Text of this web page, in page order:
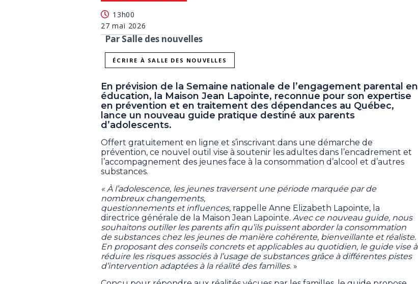
13h00
27 mai 2026
Par Salle des nouvelles
ÉCRIRE À SALLE DES NOUVELLES
En prévision de la Semaine nationale de l’engagement parental en
éducation, la Maison Jean Lapointe, reconnue pour son expertise
en prévention et en traitement des dépendances au Québec,
lance un nouveau guide pratique destiné aux parents
d’adolescents.
Offert gratuitement en ligne et s’inscrivant dans une démarche de
prévention, ce nouvel outil vise à soutenir les adultes dans l’encadrement et
l’accompagnement des jeunes face à la consommation d’alcool et d’autres
substances.
« À l’adolescence, les jeunes traversent une période marquée par de
nombreux changements,
questionnements et influences, rappelle Anne Elizabeth Lapointe, la
directrice générale de la Maison Jean Lapointe. Avec ce nouveau guide, nous
souhaitons outiller les parents afin qu’ils puissent aborder la consommation
de substances chez les jeunes de manière cohérente, bienveillante et réaliste.
En proposant des conseils concrets et applicables au quotidien, le guide vise à
réduire les risques associés à l’usage de substances grâce à différentes pistes
d’intervention adaptées à la réalité des familles. »